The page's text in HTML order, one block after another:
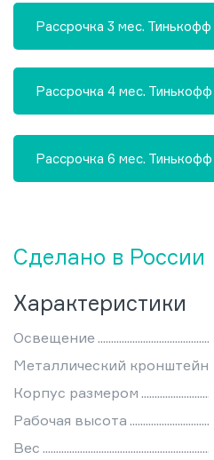
Сделано в России
Характеристики
Освещение
Металлический кронштейн
Корпус размером
Рабочая высота
Вес
Рассрочка 3 мес. Тинькофф
Рассрочка 4 мес. Тинькофф
Рассрочка 6 мес. Тинькофф